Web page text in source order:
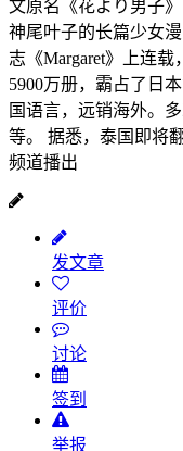
文原名《花より男子
神尾叶子的长篇少女
志《Margaret》上连
5900万册，霸占了日
国语言，远销海外。
等。 据悉，泰国即将
频道播出
发文章
评价
讨论
签到
举报